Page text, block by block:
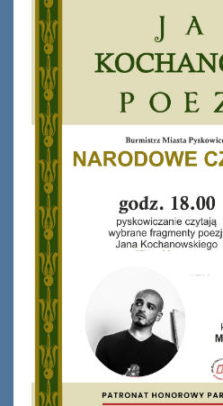
Ferie_2017_ODD_1.JPG